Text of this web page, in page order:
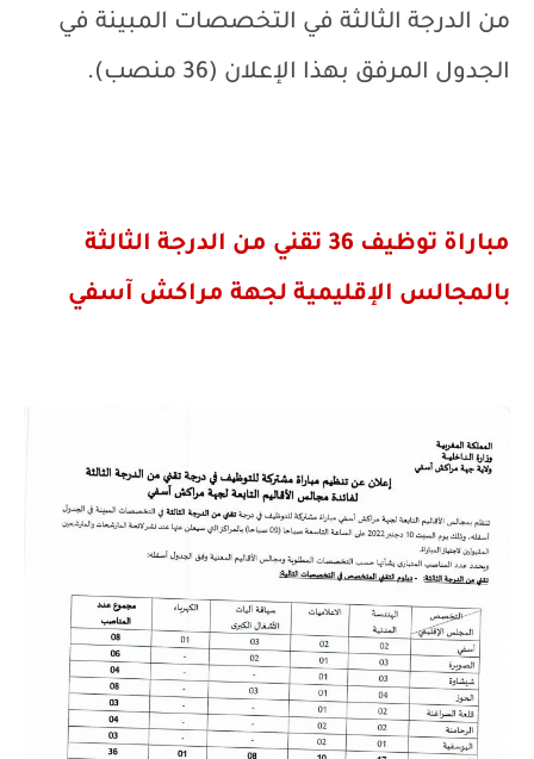
من الدرجة الثالثة في التخصصات المبينة في
الجدول المرفق بهذا الإعلان (36 منصب).
مباراة توظيف 36 تقني من الدرجة الثالثة
بالمجالس الإقليمية لجهة مراكش آسفي